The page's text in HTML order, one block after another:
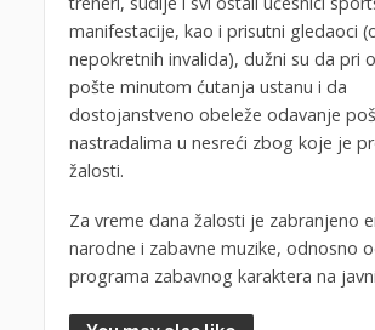
manifestacije, kao i prisutni gledaoci
nepokretnih invalida), dužni su da pri
pošte minutom ćutanja ustanu i da
dostojanstveno obeleže odavanje
nastradalima u nesreći zbog koje je
žalosti.
Za vreme dana žalosti je zabranjeno
narodne i zabavne muzike, odnosno
programa zabavnog karaktera na